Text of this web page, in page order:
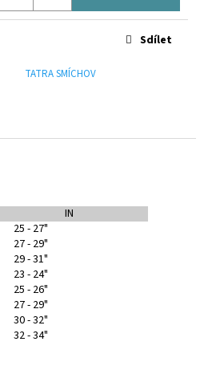
TATRA SMÍCHOV
Sdílet
IN
25 - 27"
27 - 29"
29 - 31"
23 - 24"
25 - 26"
27 - 29"
30 - 32"
32 - 34"